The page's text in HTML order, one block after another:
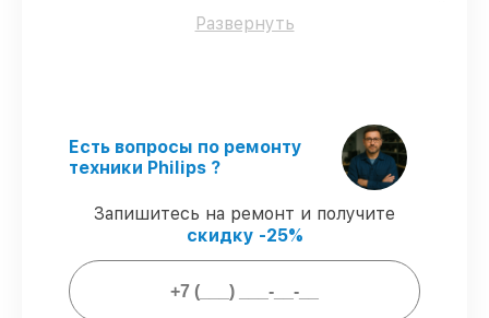
отбор, что обеспечивает высокий
Поддержка после ремонта
– на все
ремонт и запчасти для видеостен Philips
предоставляется официальное
сопровождение.
Мы гарантируем:
Развернуть
Есть вопросы по ремонту
техники Philips ?
Запишитесь на ремонт и получите
скидку -25%